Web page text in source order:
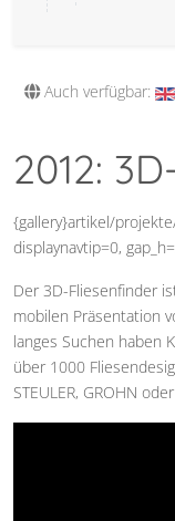
Auch verfügbar:
2012:
{gallery}artikel/
displaynavtip=0,
Der 3D-Fliesenfinder
mobilen Präsentation
langes Suchen haben
über 1000
STEULER, GROHN